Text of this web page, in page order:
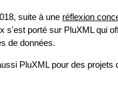
suite à une réflexion
s'est porté sur PluXML qui
de données.
PluXML pour des